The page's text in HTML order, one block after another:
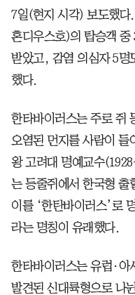
7일(현지 시각) 보도했
혼디우스호)의 탑승객 중
받았고, 감염 의심자 5명
했다.
한타바이러스는 주로 쥐
오염된 먼지를 사람이
왕 고려대 명예교수
는 등줄쥐에서 한국형 출
이를 ‘한탄바이러스’로
라는 명칭이 유래했다.
한타바이러스는 유럽·아
발견된 신대륙형으로 나